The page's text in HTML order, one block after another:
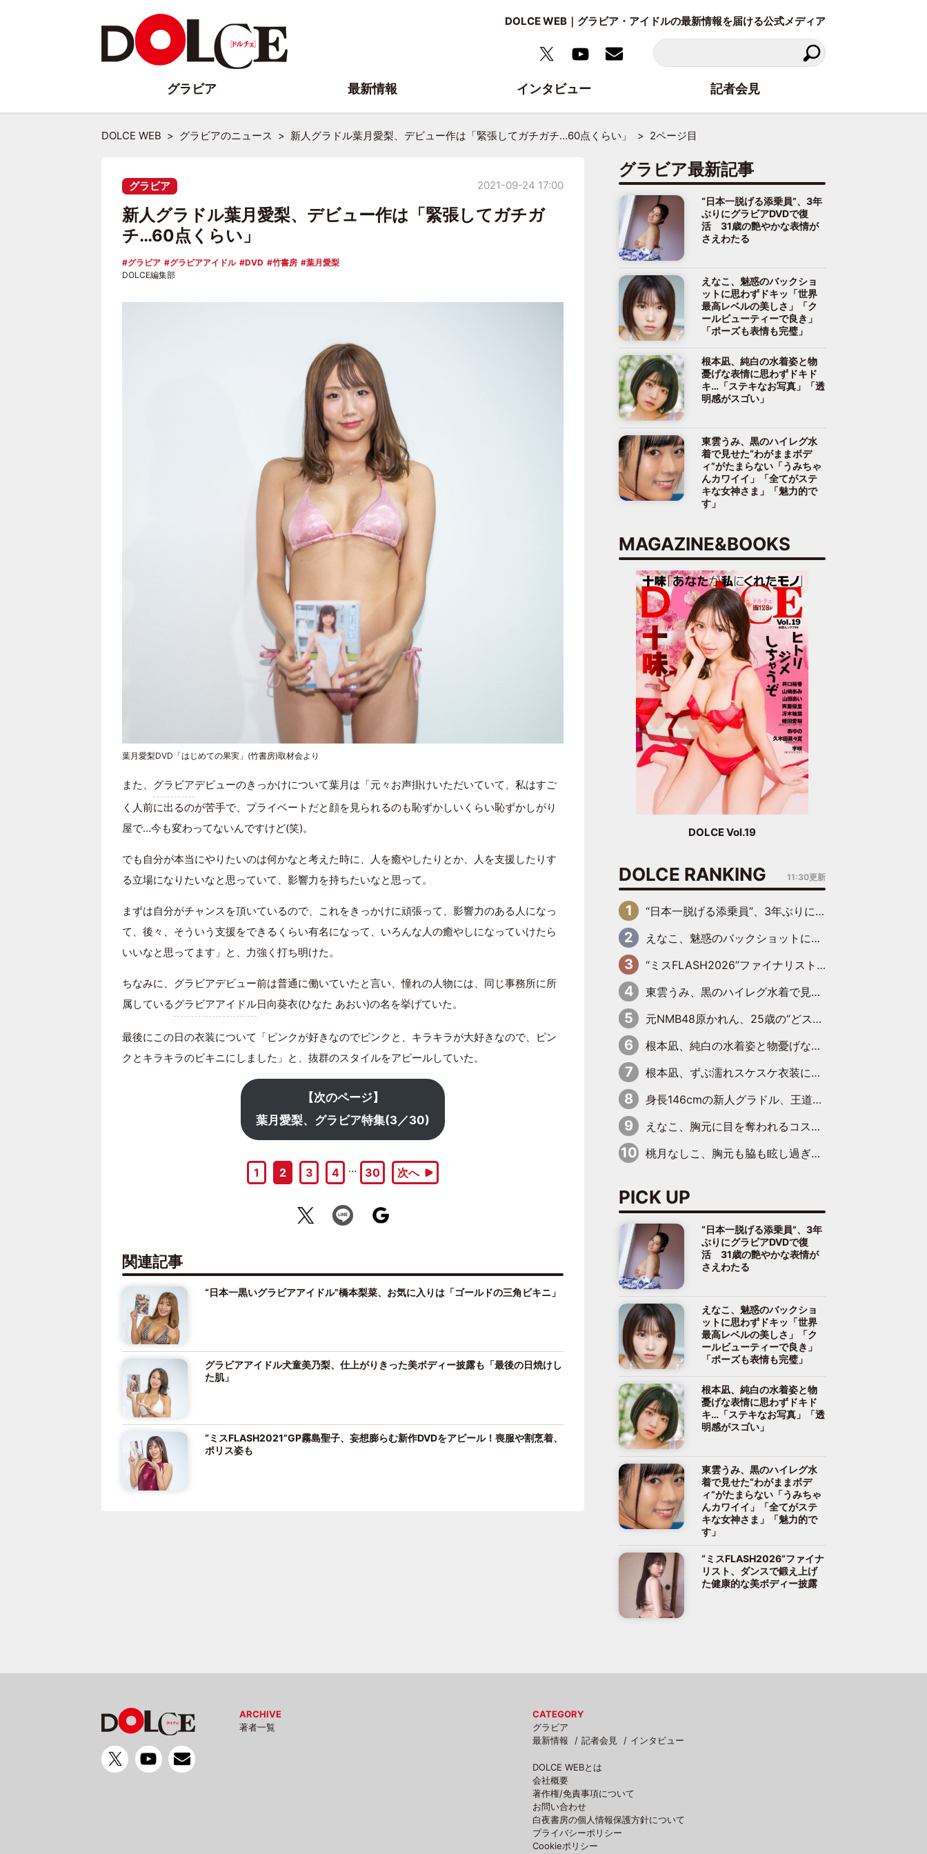
DOLCE WEB｜グラビア・アイドルの最新情報を届ける公式メディア
DOLCE WEB グラビアのニュース 新人グラドル葉月愛梨、デビュー作は「緊張してガチガチ…60点くらい」 2ページ目
グラビア 2021-09-24 17:00
新人グラドル葉月愛梨、デビュー作は「緊張してガチガ
チ…60点くらい」
グラビア グラビアアイドル DVD 竹書房
葉月愛梨
DOLCE編集部
葉月愛梨DVD「はじめての果実」(竹書房)取材会より
また、 グラビアデビューのきっかけについて葉月は「元々お声掛けいただいていて、私はすご
く人前に出るのが苦手で、プライベートだと顔を見られるのも恥ずかしいくらい恥ずかしがり
屋で…今も変わってないんですけど(笑)。
でも自分が本当にやりたいのは何かなと考えた時に、人を癒やしたりとか、人を支援したりす
る立場になりたいなと思っていて、影響力を持ちたいなと思って。
まずは自分がチャンスを頂いているので、これをきっかけに頑張って、影響力のある人になっ
て、後々、そういう支援をできるくらい有名になって、いろんな人の癒やしになっていけたら
いいなと思ってます」と、力強く打ち明けた。
ちなみに、グラビアデビュー前は普通に働いていたと言い、憧れの人物には、同じ事務所に所
属しているグラビアアイドル日向葵衣(ひなた あおい)の名を挙げていた。
最後にこの日の衣装について「ピンクが好きなのでピンクと、キラキラが大好きなので、ピン
クとキラキラのビキニにしました」と、抜群のスタイルをアピールしていた。
【次のページ】
葉月愛梨、グラビア特集(3／30)
1 2 3 4 … 30 次へ
関連記事
“日本一黒いグラビアアイドル”橋本梨菜、お気に入りは「ゴールドの三角ビキニ」
グラビアアイドル犬童美乃梨、仕上がりきった美ボディー披露も「最後の日焼けし
た肌」
“ミスFLASH2021”GP霧島聖子、妄想膨らむ新作DVDをアピール！喪服や割烹着、
ポリス姿も
グラビア最新記事
“日本一脱げる添乗員”、3年
ぶりにグラビアDVDで復
活 31歳の艶やかな表情が
さえわたる
えなこ、魅惑のバックショ
ットに思わずドキッ「世界
最高レベルの美しさ」「ク
ールビューティーで良き」
「ポーズも表情も完璧」
根本凪、純白の水着姿と物
憂げな表情に思わずドキド
キ…「ステキなお写真」「透
明感がスゴい」
東雲うみ、黒のハイレグ水
着で見せた“わがままボデ
ィ”がたまらない「うみちゃ
んカワイイ」「全てがステ
キな女神さま」「魅力的で
す」
MAGAZINE&BOOKS
DOLCE Vol.19
DOLCE RANKING 11:30更新
“日本一脱げる添乗員”、3年ぶりにグラビアDVDで復活 31歳の艶やかな表情がさえわたる
えなこ、魅惑のバックショットに思わずドキッ「世界最高レベルの美しさ」「クールビューティーで良き」「ポーズも表情も完璧」
“ミスFLASH2026”ファイナリスト、ダンスで鍛え上げた健康的な美ボディー披露
東雲うみ、黒のハイレグ水着で見せた“わがままボディ”がたまらない「うみちゃんカワイイ」「全てがステキな女神さま」「魅力的です」
元NMB48原かれん、25歳の“どストライクボディ”をバリで解禁 169cmモデル体形で挑む初の本格グラビア
根本凪、純白の水着姿と物憂げな表情に思わずドキドキ…「ステキなお写真」「透明感がスゴい」
根本凪、ずぶ濡れスケスケ衣装にドキッ「表情が良過ぎる」「ねもちゃんの眼差しにドキドキが止まらない」
身長146cmの新人グラドル、王道ビーチからプールサイドそしてゴールドビキニまで…DVDデビュー作で躍動
えなこ、胸元に目を奪われるコスプレ水着姿で魅了「群を抜く美しさと華やかさ」「えなこりんの千咲は破壊力がスゴい」
桃月なしこ、胸元も脇も眩し過ぎるランジェリー＆ビキニ姿を披露「なしこたそ最強」「セクシーでゴージャスで大きなボリューム」
PICK UP
“日本一脱げる添乗員”、3年
ぶりにグラビアDVDで復
活 31歳の艶やかな表情が
さえわたる
えなこ、魅惑のバックショ
ットに思わずドキッ「世界
最高レベルの美しさ」「ク
ールビューティーで良き」
「ポーズも表情も完璧」
根本凪、純白の水着姿と物
憂げな表情に思わずドキド
キ…「ステキなお写真」「透
明感がスゴい」
東雲うみ、黒のハイレグ水
着で見せた“わがままボデ
ィ”がたまらない「うみちゃ
んカワイイ」「全てがステ
キな女神さま」「魅力的で
す」
“ミスFLASH2026”ファイナ
リスト、ダンスで鍛え上げ
た健康的な美ボディー披露
ARCHIVE
著者一覧
CATEGORY
グラビア
最新情報
記者会見 インタビュー
DOLCE WEBとは
会社概要
著作権/免責事項について
お問い合わせ
白夜書房の個人情報保護方針について
プライバシーポリシー
Cookieポリシー
グラビア 最新情報 インタビュー 記者会見